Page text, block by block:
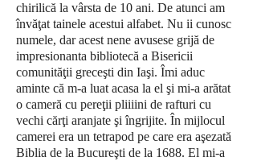
chirilică la vârsta de 10 ani. De atunci am
învăţat tainele acestui alfabet. Nu ii cunosc
numele, dar acest nene avusese grijă de
impresionanta bibliotecă a Bisericii
comunităţii greceşti din Iaşi. Îmi aduc
aminte că m-a luat acasa la el şi mi-a arătat
o cameră cu pereţii pliiiini de rafturi cu
vechi cărţi aranjate şi îngrijite. În mijlocul
camerei era un tetrapod pe care era aşezată
Biblia de la Bucureşti de la 1688. El mi-a